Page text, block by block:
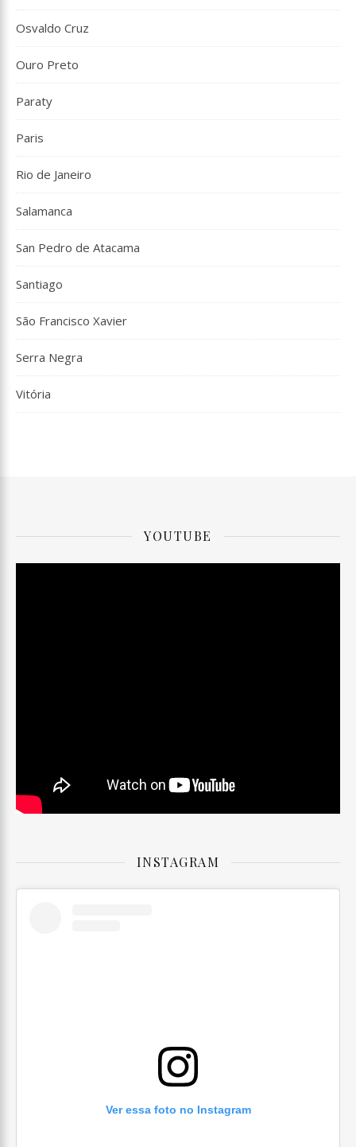
Osvaldo Cruz
Ouro Preto
Paraty
Paris
Rio de Janeiro
Salamanca
San Pedro de Atacama
Santiago
São Francisco Xavier
Serra Negra
Vitória
YOUTUBE
INSTAGRAM
Ver essa foto no Instagram